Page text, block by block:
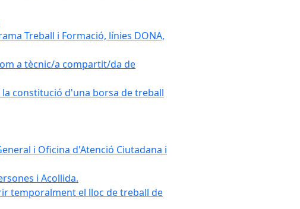
Treball i Formació, línies DONA,
a tècnic/a compartit/da de
la constitució d'una borsa de treball
i Oficina d'Atenció Ciutadana i
i Acollida.
temporalment el lloc de treball de